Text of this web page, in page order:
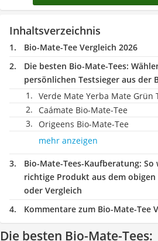
Inhaltsverzeichnis
Bio-Mate-Tee Vergleich 2026
Die besten Bio-Mate-Tees:
persönlichen Testsieger aus der
Verde Mate Yerba Mate Grün
Caámate Bio-Mate-Tee
Origeens Bio-Mate-Tee
mehr anzeigen
Bio-Mate-Tees-Kaufberatung: So
richtige Produkt aus dem obigen
oder Vergleich
Kommentare zum Bio-Mate-Tee
Die besten Bio-Mate-Tees: